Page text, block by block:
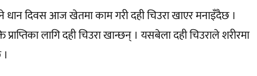
धान दिवस आज खेतमा काम गरी दही चिउरा खाएर मनाइँदैछ ।
लागि दही चिउरा खान्छन् । यसबेला दही चिउराले शरीरमा